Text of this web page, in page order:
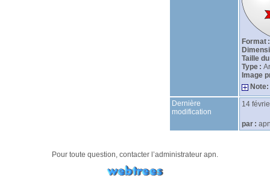
Format :
Taille
Type :
Image
Note:
Dernière
modification
14
par :
Pour toute question, contacter l’administrateur apn.